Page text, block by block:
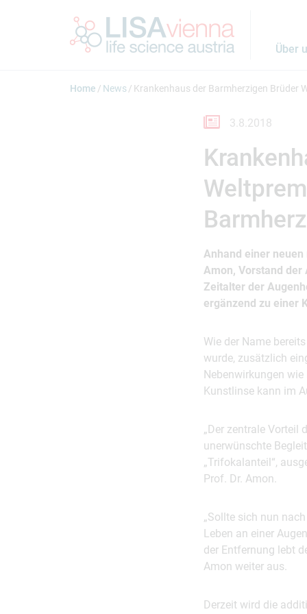
Über
Home News Krankenhaus der Barmherzigen Brüder
3.8.2018
Anhand einer
Amon, Vorstand der
Zeitalter der
ergänzend zu einer
Wie der Name
wurde, zusätzlich
Nebenwirkungen
Kunstlinse kann im
„Der zentrale Vorteil
unerwünschte
„Trifokalanteil“,
Prof. Dr. Amon.
„Sollte sich nun
Leben an einer
der Entfernung lebt
Amon weiter aus.
Derzeit wird die